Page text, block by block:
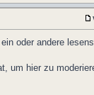
oder andere
um hier zu